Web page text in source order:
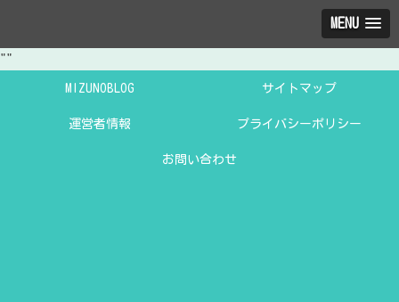
MENU
""
MIZUNOBLOG サイトマップ
運営者情報 プライバシーポリシー
お問い合わせ